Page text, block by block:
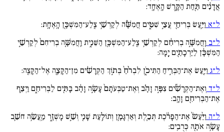
אֲדָנִ֔ים תַּ֖חַת הַקֶּ֥רֶשׁ הָֽאֶחָֽד:
ל״א וַיַּ֥עַשׂ בְּרִיחֵ֖י עֲצֵ֣י שִׁטִּ֑ים חֲמִשָּׁ֕ה לְקַרְשֵׁ֥י צֶֽלַע־הַמִּשְׁכָּ֖ן הָֽאֶחָֽת:
ל״ב וַֽחֲמִשָּׁ֣ה בְרִיחִ֔ם לְקַרְשֵׁ֥י צֶֽלַע־הַמִּשְׁכָּ֖ן הַשֵּׁנִ֑ית וַֽחֲמִשָּׁ֤ה בְרִיחִם֙ לְקַרְשֵׁ֣י
הַמִּשְׁכָּ֔ן לַיַּרְכָתַ֖יִם יָֽמָּה:
ל״ג וַיַּ֖עַשׂ אֶת־הַבְּרִ֣יחַ הַתִּיכֹ֑ן לִבְרֹ֨חַ֙ בְּת֣וֹךְ הַקְּרָשִׁ֔ים מִן־הַקָּצֶ֖ה אֶל־הַקָּצֶֽה:
ל״ד וְאֶת־הַקְּרָשִׁ֞ים צִפָּ֣ה זָהָ֗ב וְאֶת־טַבְּעֹתָם֙ עָשָׂ֣ה זָהָ֔ב בָּתִּ֖ים לַבְּרִיחִ֑ם וַיְצַ֥ף
אֶת־הַבְּרִיחִ֖ם זָהָֽב:
ל״ה וַיַּ֨עַשׂ֙ אֶת־הַפָּרֹ֔כֶת תְּכֵ֧לֶת וְאַרְגָּמָ֛ן וְתוֹלַ֥עַת שָׁנִ֖י וְשֵׁ֣שׁ מָשְׁזָ֑ר מַֽעֲשֵׂ֥ה חשֵׁ֛ב
עָשָׂ֥ה אֹתָ֖הּ כְּרֻבִֽים: